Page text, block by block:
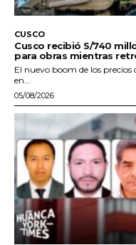
CUSCO
Cusco recibió S/740
para obras mientras
El nuevo boom de los precios
en...
05/08/2026